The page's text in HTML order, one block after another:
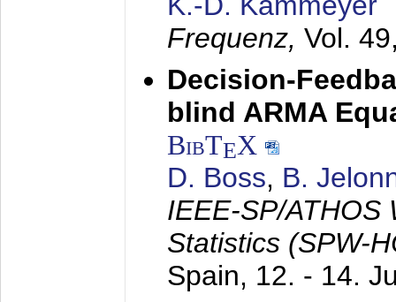
Frequenz, Vol.
Decision-
blind ARMA
BibTEX
D. Boss, B.
IEEE-SP/ATHOS
Statistics (SPW-
Spain, 12. - 14.